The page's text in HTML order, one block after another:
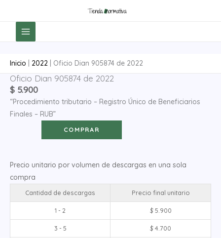
contenido
Inicio 2022 Oficio Dian 905874 de 2022
Oficio Dian 905874 de 2022
$ 5.900
“Procedimiento tributario – Registro Único de Beneficiarios
Finales – RUB”
Oficio
Dian
905874
de
COMPRAR
Precio unitario por volumen de descargas en una sola
compra
Cantidad de descargas Precio final unitario
1 - 2 $5.900
3 - 5 $4.700